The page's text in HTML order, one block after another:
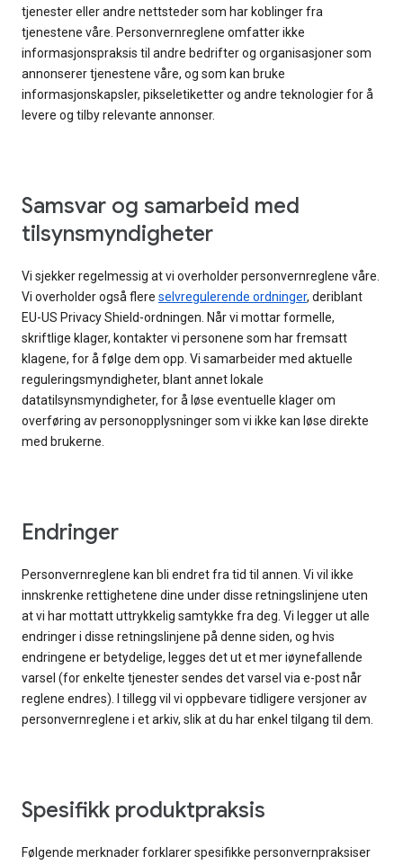
tjenester eller andre nettsteder som har koblinger fra
tjenestene våre. Personvernreglene omfatter ikke
informasjonspraksis til andre bedrifter og organisasjoner som
annonserer tjenestene våre, og som kan bruke
informasjonskapsler, pikseletiketter og andre teknologier for å
levere og tilby relevante annonser.
Samsvar og samarbeid med
tilsynsmyndigheter
Vi sjekker regelmessig at vi overholder personvernreglene våre.
Vi overholder også flere selvregulerende ordninger, deriblant
EU-US Privacy Shield-ordningen. Når vi mottar formelle,
skriftlige klager, kontakter vi personene som har fremsatt
klagene, for å følge dem opp. Vi samarbeider med aktuelle
reguleringsmyndigheter, blant annet lokale
datatilsynsmyndigheter, for å løse eventuelle klager om
overføring av personopplysninger som vi ikke kan løse direkte
med brukerne.
Endringer
Personvernreglene kan bli endret fra tid til annen. Vi vil ikke
innskrenke rettighetene dine under disse retningslinjene uten
at vi har mottatt uttrykkelig samtykke fra deg. Vi legger ut alle
endringer i disse retningslinjene på denne siden, og hvis
endringene er betydelige, legges det ut et mer iøynefallende
varsel (for enkelte tjenester sendes det varsel via e-post når
reglene endres). I tillegg vil vi oppbevare tidligere versjoner av
personvernreglene i et arkiv, slik at du har enkel tilgang til dem.
Spesifikk produktpraksis
Følgende merknader forklarer spesifikke personvernpraksiser